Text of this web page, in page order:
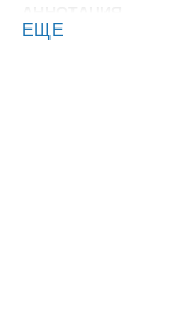
Это первая книга
ЕЩЕ